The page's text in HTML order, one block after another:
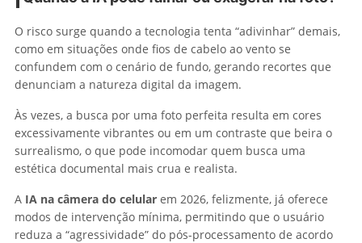
O risco surge quando a tecnologia tenta “adivinhar” demais,
como em situações onde fios de cabelo ao vento se
confundem com o cenário de fundo, gerando recortes que
denunciam a natureza digital da imagem.
Às vezes, a busca por uma foto perfeita resulta em cores
excessivamente vibrantes ou em um contraste que beira o
surrealismo, o que pode incomodar quem busca uma
estética documental mais crua e realista.
A IA na câmera do celular em 2026, felizmente, já oferece
modos de intervenção mínima, permitindo que o usuário
reduza a “agressividade” do pós-processamento de acordo